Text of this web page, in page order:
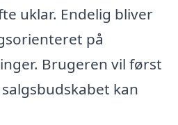
uklar. Endelig bliver
på
Brugeren vil først
kan